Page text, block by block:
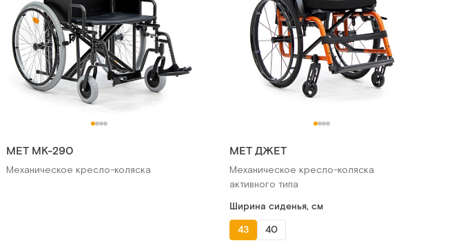
МЕТ МК-290
Механическое кресло-коляска
МЕТ ДЖЕТ
Механическое кресло-коляска
активного типа
Ширина сиденья, см
43
40